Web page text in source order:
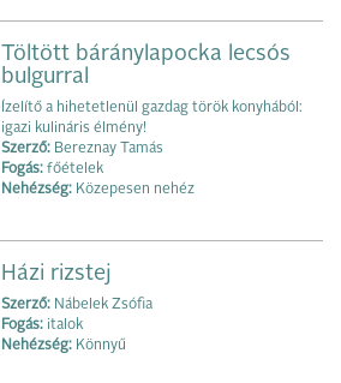
Töltött báránylapocka lecsós
bulgurral
Ízelítő a hihetetlenül gazdag török konyhából:
igazi kulináris élmény!
Szerző: Bereznay Tamás
Fogás: főételek
Nehézség: Közepesen nehéz
Házi rizstej
Szerző: Nábelek Zsófia
Fogás: italok
Nehézség: Könnyű